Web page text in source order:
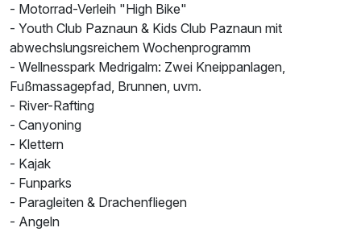
- Motorrad-Verleih "High Bike"
- Youth Club Paznaun & Kids Club Paznaun mit
abwechslungsreichem Wochenprogramm
- Wellnesspark Medrigalm: Zwei Kneippanlagen,
Fußmassagepfad, Brunnen, uvm.
- River-Rafting
- Canyoning
- Klettern
- Kajak
- Funparks
- Paragleiten & Drachenfliegen
- Angeln